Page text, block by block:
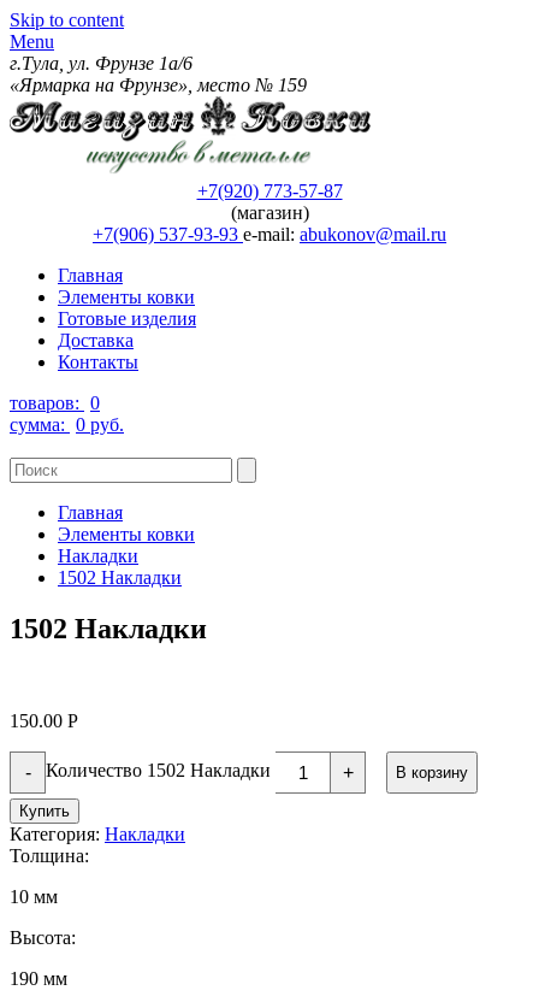
Skip to content
Menu
г.Тула, ул. Фрунзе 1а/6
«Ярмарка на Фрунзе», место № 159
+7(920) 773-57-87
(магазин)
+7(906) 537-93-93 e-mail: abukonov@mail.ru
Главная
Элементы ковки
Готовые изделия
Доставка
Контакты
товаров: 0
сумма: 0 руб.
Главная
Элементы ковки
Накладки
1502 Накладки
1502 Накладки
150.00 Р
- Количество 1502 Накладки + В корзину
Купить
Категория: Накладки
Толщина:
10 мм
Высота:
190 мм